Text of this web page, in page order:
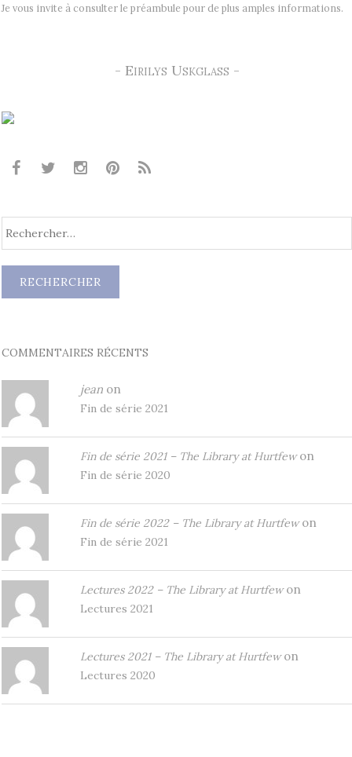
Je vous invite à consulter le préambule pour de plus amples informations.
- Eirilys Uskglass -
COMMENTAIRES RÉCENTS
jean on
Fin de série 2021
Fin de série 2021 – The Library at Hurtfewon
Fin de série 2020
Fin de série 2022 – The Library at Hurtfewon
Fin de série 2021
Lectures 2022 – The Library at Hurtfewon
Lectures 2021
Lectures 2021 – The Library at Hurtfewon
Lectures 2020